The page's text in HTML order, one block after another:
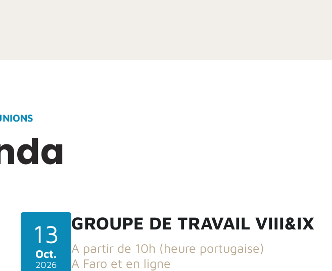
13
Oct.
2026
GROUPE DE TRAVAIL VIII&IX
A partir de 10h (heure portugaise)
A Faro et en ligne